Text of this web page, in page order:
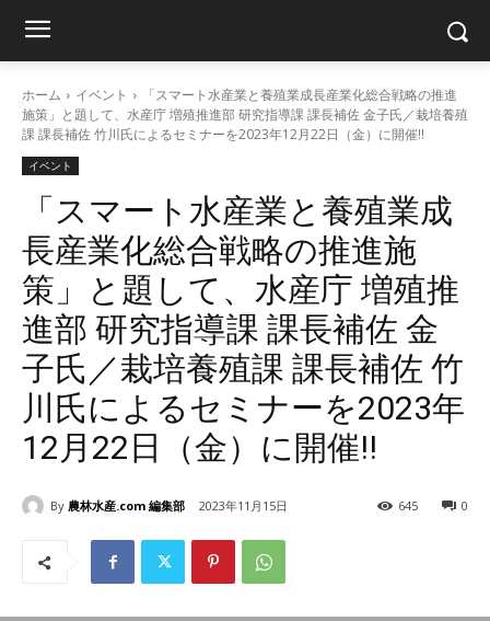
ホーム イベント
「スマート水産業と養殖業成長産業化総合戦略の推進
施策」と題して、水産庁 増殖推進部 研究指導課 課長補佐 金子氏／栽培養殖
課 課長補佐 竹川氏によるセミナーを2023年12月22日（金）に開催!!
イベント
「スマート水産業と養殖業成
長産業化総合戦略の推進施
策」と題して、水産庁 増殖推
進部 研究指導課 課長補佐 金
子氏／栽培養殖課 課長補佐 竹
川氏によるセミナーを2023年
12月22日（金）に開催!!
By 農林水産.com 編集部 2023年11月15日 0
645